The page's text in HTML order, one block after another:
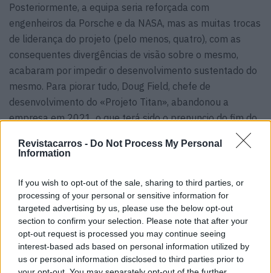
Revistacarros - Do Not Process My Personal
Information
If you wish to opt-out of the sale, sharing to third parties, or
processing of your personal or sensitive information for
targeted advertising by us, please use the below opt-out
section to confirm your selection. Please note that after your
opt-out request is processed you may continue seeing
interest-based ads based on personal information utilized by
us or personal information disclosed to third parties prior to
Posteriormente, a equipa seria reforçada com
engenheiros da Porsche e da NASA, mas as muitas trocas
de liderança do projeto (pelo menos, quatro), com as
consequentes divergências de visão sobre o mesmo,
acabaram por impedir o desenvolvimento sustentado do
mesmo. Para piorar tudo, Doug Field, chefe de
desenvolvimento do «Projeto Titan», abandonou a
empresa em 2021, o que terá sido o prenuncio do fim do
Tags: 100% elétrico
Vitor Mendes